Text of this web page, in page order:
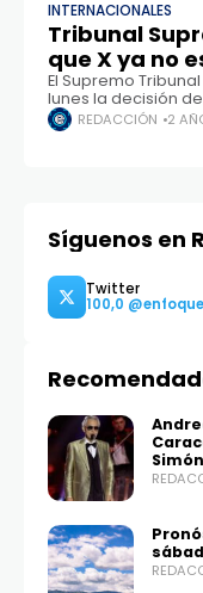
INTERNACIONALES
Tribunal
que X ya no
El Supremo
lunes la decisión
Twitter) en el país,
Alexandre de
REDACCIÓN 2
Síguenos en
Twitter
100,0